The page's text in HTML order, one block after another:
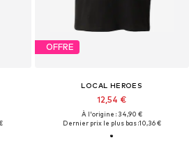
OFFRE
LOCAL HEROES
12,54 €
À l'origine : 34,90 €
Dernier prix le plus bas :10,36 €